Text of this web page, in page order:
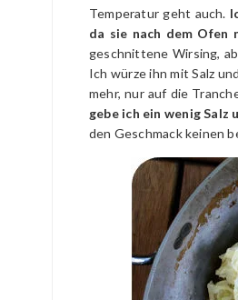
Temperatur geht auch.
da sie nach dem Ofen
geschnittene Wirsing,
Ich würze ihn mit Salz
mehr, nur auf die
gebe ich ein wenig
den Geschmack keinen